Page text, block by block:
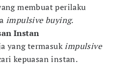
membuat perilaku
impulsive buying.
Instan
yang termasukimpulsive
kepuasan instan.